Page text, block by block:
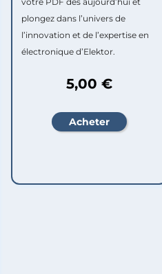
plongez dans l’univers de
l’innovation et de l’expertise en
électronique d’Elektor.
5,00 €